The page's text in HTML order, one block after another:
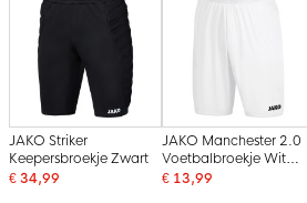
JAKO Striker
Keepersbroekje Zwart
€ 34,99
JAKO Manchester 2.0
Voetbalbroekje Wit
Zwart
€ 13,99